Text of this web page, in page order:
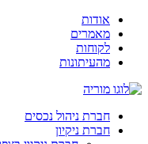
לתוכן
אודות
מאמרים
לקוחות
מהעיתונות
חברת ניהול נכסים
חברת ניקיון